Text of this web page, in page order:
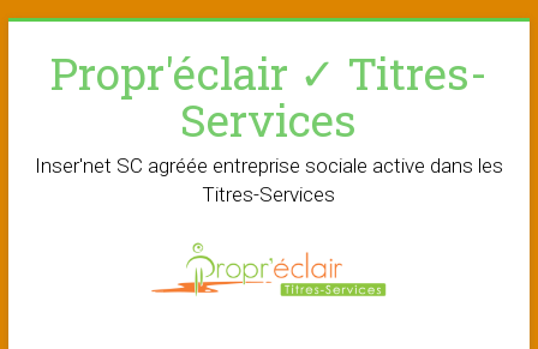
contentPropr'éclair ✓ Titres-
Services
Inser'net SC agréée entreprise sociale active dans les
Titres-Services